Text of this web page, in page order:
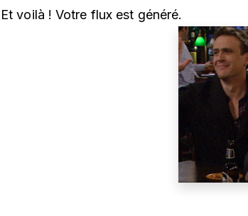
Et voilà ! Votre flux est généré.